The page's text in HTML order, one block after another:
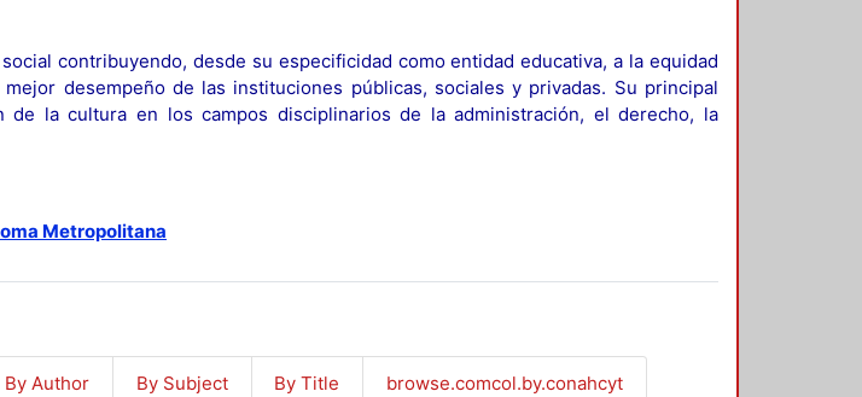
contribuyendo, desde su especificidad como entidad educativa, a la equidad
desempeño de las instituciones públicas, sociales y privadas. Su principal
la cultura en los campos disciplinarios de la administración, el derecho, la
Metropolitana
By Author By Subject By Title browse.comcol.by.conahcyt